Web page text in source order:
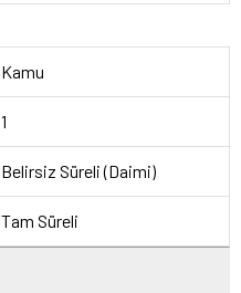
Kamu
1
Belirsiz Süreli (Daimi)
Tam Süreli